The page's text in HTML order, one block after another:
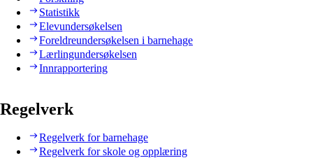
Statistikk
Elevundersøkelsen
Foreldreundersøkelsen i barnehage
Lærlingundersøkelsen
Innrapportering
Regelverk
Regelverk for barnehage
Regelverk for skole og opplæring